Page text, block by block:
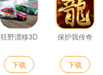
狂野漂移3D
下载
保护我传奇
下载